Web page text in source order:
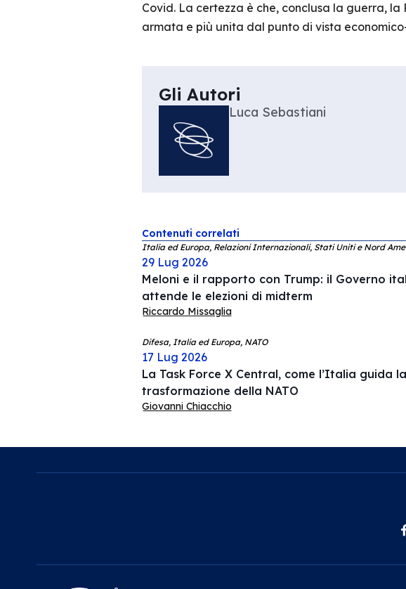
Covid. La certezza è che, conclusa la guerra, la
armata e più unita dal punto di vista
Gli Autori
Luca Sebastiani
Contenuti correlati
Italia ed Europa, Relazioni Internazionali, Stati Uniti e Nord
29 Lug 2026
Meloni e il rapporto con Trump: il Governo
attende le elezioni di midterm
Riccardo Missaglia
Difesa, Italia ed Europa, NATO
17 Lug 2026
La Task Force X Central, come l’Italia guida la
trasformazione della NATO
Giovanni Chiacchio